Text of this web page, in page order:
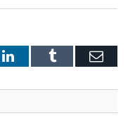
LinkedInTumblr